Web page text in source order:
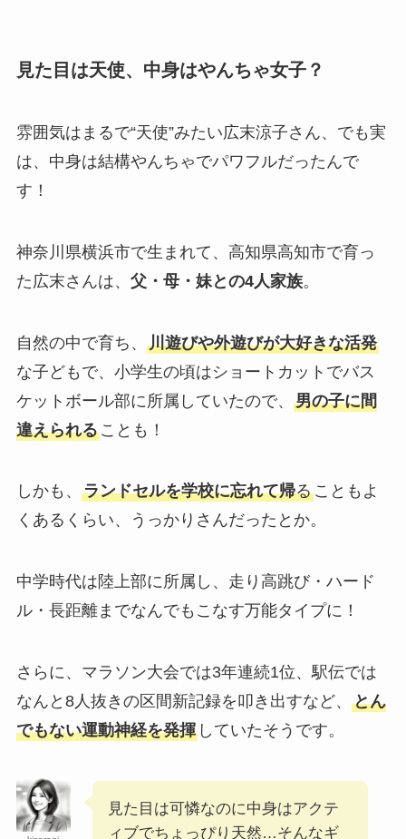
見た目は天使、中身はやんちゃ女子？
雰囲気はまるで“天使”みたい広末涼子さん、でも実
は、中身は結構やんちゃでパワフルだったんで
す！
神奈川県横浜市で生まれて、高知県高知市で育っ
た広末さんは、 父・母・妹との4人家族。
自然の中で育ち、 川遊びや外遊びが大好きな活発
な子どもで、小学生の頃はショートカットでバス
ケットボール部に所属していたので、 男の子に間
違えられることも！
しかも、 ランドセルを学校に忘れて帰ることもよ
くあるくらい、うっかりさんだったとか。
中学時代は陸上部に所属し、走り高跳び・ハード
ル・長距離までなんでもこなす万能タイプに！
さらに、マラソン大会では3年連続1位、駅伝では
なんと8人抜きの区間新記録を叩き出すなど、 とん
でもない運動神経を発揮していたそうです。
見た目は可憐なのに中身はアクテ
ィブでちょっぴり天然…そんなギ